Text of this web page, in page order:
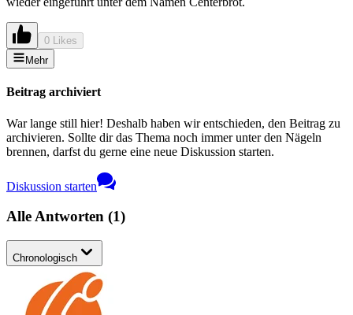
0 Likes
Mehr
Beitrag archiviert
War lange still hier! Deshalb haben wir entschieden, den Beitrag zu
archivieren. Sollte dir das Thema noch immer unter den Nägeln
brennen, darfst du gerne eine neue Diskussion starten.
Diskussion starten
Alle Antworten (1)
Chronologisch